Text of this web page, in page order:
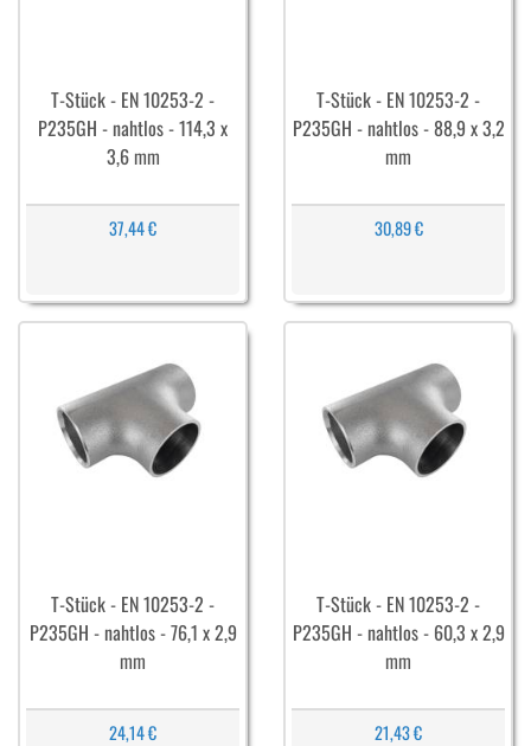
T-Stück - EN 10253-2 -
P235GH - nahtlos - 114,3 x
3,6 mm
37,44 €
T-Stück - EN 10253-2 -
P235GH - nahtlos - 88,9 x 3,2
mm
30,89 €
T-Stück - EN 10253-2 -
P235GH - nahtlos - 76,1 x 2,9
mm
24,14 €
T-Stück - EN 10253-2 -
P235GH - nahtlos - 60,3 x 2,9
mm
21,43 €